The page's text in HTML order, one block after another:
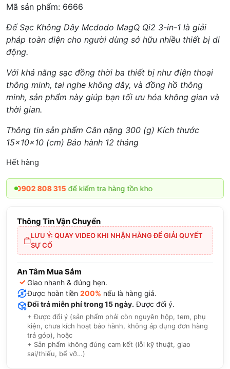
Mã sản phẩm: 6666
Đế Sạc Không Dây Mcdodo MagQ Qi2 3-in-1 là giải
pháp toàn diện cho người dùng sở hữu nhiều thiết bị di
động.
Với khả năng sạc đồng thời ba thiết bị như điện thoại
thông minh, tai nghe không dây, và đồng hồ thông
minh, sản phẩm này giúp bạn tối ưu hóa không gian và
thời gian.
Thông tin sản phẩm Cân nặng 300 (g) Kích thước
15x10x10 (cm) Bảo hành 12 tháng
Hết hàng
808 315để kiểm tra hàng tồn kho
Thông Tin Vận Chuyển
LƯU Ý: QUAY VIDEO KHI NHẬN HÀNG ĐỂ GIẢI QUYẾT
SỰ CỐ
An Tâm Mua Sắm
✓ Giao nhanh & đúng hẹn.
Được hoàn tiền 200% nếu là hàng giả.
Đổi trả miễn phí trong 15 ngày. Được đổi ý.
+ Được đổi ý (sản phẩm phải còn nguyên hộp, tem, phụ
kiện, chưa kích hoạt bảo hành, không áp dụng đơn hàng
trả góp), hoặc
+ Sản phẩm không đúng cam kết (lỗi kỹ thuật, giao
sai/thiếu, bể vỡ…)